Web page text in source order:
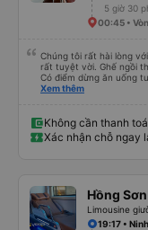
5 giờ 30
00:45 •
Chúng tôi rất hài lòng
rất tuyệt vời. Ghế ngồi
Có điểm dừng ăn uống
duy nhất tôi muốn đề
Xem thêm
Không cần thanh
Xác nhận chỗ ngay
Hồng
Limousine
19:17 •